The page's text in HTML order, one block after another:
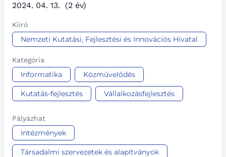
2024. 04. 13. (2 év)
Kiíró
Nemzeti Kutatási, Fejlesztési és Innovációs Hivatal
Kategória
Informatika Közművelődés
Kutatás-fejlesztés Vállalkozásfejlesztés
Pályázhat
Intézmények
Társadalmi szervezetek és alapítványok